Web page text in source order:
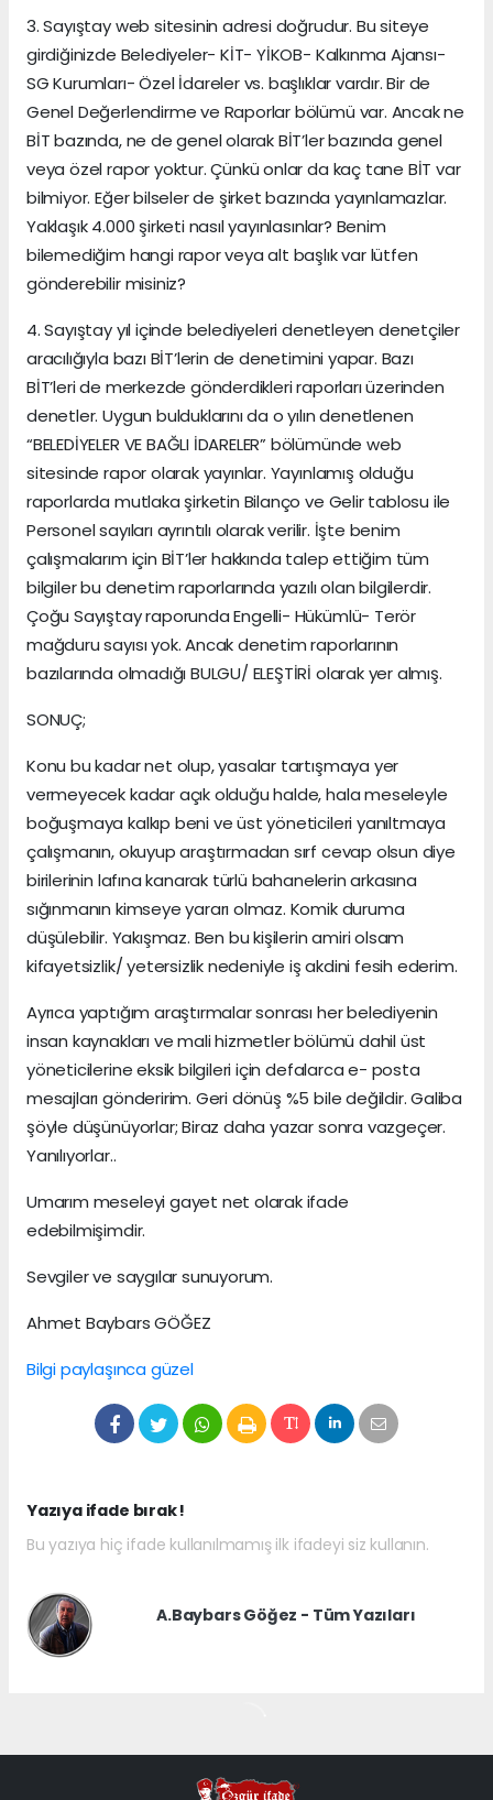
3. Sayıştay web sitesinin adresi doğrudur. Bu siteye
girdiğinizde Belediyeler- KİT- YİKOB- Kalkınma Ajansı-
SG Kurumları- Özel İdareler vs. başlıklar vardır. Bir de
Genel Değerlendirme ve Raporlar bölümü var. Ancak ne
BİT bazında, ne de genel olarak BİT’ler bazında genel
veya özel rapor yoktur. Çünkü onlar da kaç tane BİT var
bilmiyor. Eğer bilseler de şirket bazında yayınlamazlar.
Yaklaşık 4.000 şirketi nasıl yayınlasınlar? Benim
bilemediğim hangi rapor veya alt başlık var lütfen
gönderebilir misiniz?
4. Sayıştay yıl içinde belediyeleri denetleyen denetçiler
aracılığıyla bazı BİT’lerin de denetimini yapar. Bazı
BİT’leri de merkezde gönderdikleri raporları üzerinden
denetler. Uygun bulduklarını da o yılın denetlenen
“BELEDİYELER VE BAĞLI İDARELER” bölümünde web
sitesinde rapor olarak yayınlar. Yayınlamış olduğu
raporlarda mutlaka şirketin Bilanço ve Gelir tablosu ile
Personel sayıları ayrıntılı olarak verilir. İşte benim
çalışmalarım için BİT’ler hakkında talep ettiğim tüm
bilgiler bu denetim raporlarında yazılı olan bilgilerdir.
Çoğu Sayıştay raporunda Engelli- Hükümlü- Terör
mağduru sayısı yok. Ancak denetim raporlarının
bazılarında olmadığı BULGU/ ELEŞTİRİ olarak yer almış.
SONUÇ;
Konu bu kadar net olup, yasalar tartışmaya yer
vermeyecek kadar açık olduğu halde, hala meseleyle
boğuşmaya kalkıp beni ve üst yöneticileri yanıltmaya
çalışmanın, okuyup araştırmadan sırf cevap olsun diye
birilerinin lafına kanarak türlü bahanelerin arkasına
sığınmanın kimseye yararı olmaz. Komik duruma
düşülebilir. Yakışmaz. Ben bu kişilerin amiri olsam
kifayetsizlik/ yetersizlik nedeniyle iş akdini fesih ederim.
Ayrıca yaptığım araştırmalar sonrası her belediyenin
insan kaynakları ve mali hizmetler bölümü dahil üst
yöneticilerine eksik bilgileri için defalarca e- posta
mesajları gönderirim. Geri dönüş %5 bile değildir. Galiba
şöyle düşünüyorlar; Biraz daha yazar sonra vazgeçer.
Yanılıyorlar..
Umarım meseleyi gayet net olarak ifade
edebilmişimdir.
Sevgiler ve saygılar sunuyorum.
Ahmet Baybars GÖĞEZ
Bilgi paylaşınca güzel
Yazıya ifade bırak !
Bu yazıya hiç ifade kullanılmamış ilk ifadeyi siz kullanın.
A.Baybars Göğez - Tüm Yazıları